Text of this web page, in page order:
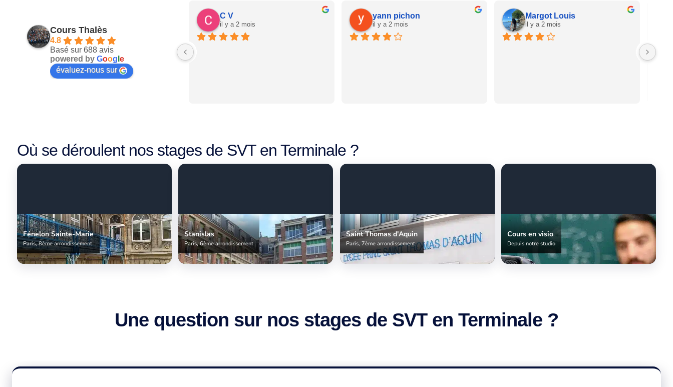
Cours Thalès
4.8
Basé sur 688 avis
powered by Goog e
évaluez-nous sur
C V
il y a 2 mois
yann pichon
il y a 2 mois
Margot Louis
il y a 2 mois
Où se déroulent nos stages de SVT en Terminale ?
Fénelon Sainte-Marie
Paris, 8ème arrondissement
Stanislas
Paris, 6ème arrondissement
Saint Thomas d'Aquin
Paris, 7ème arrondissement
Cours en visio
Depuis notre studio
Une question sur nos stages de SVT en Terminale ?